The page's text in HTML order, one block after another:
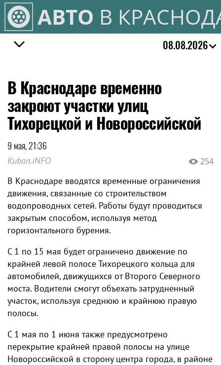
АВТО В
08.08.2026
В Краснодаре временно
закроют участки улиц
Тихорецкой и Новороссийской
9 мая, 21:36
Kuban.iNFO 254
В Краснодаре вводятся временные ограничения
движения, связанные со строительством
водопроводных сетей. Работы будут проводиться
закрытым способом, используя метод
горизонтального бурения.
С 1 по 15 мая будет ограничено движение по
крайней левой полосе Тихорецкого кольца для
автомобилей, движущихся от Второго Северного
моста. Водители смогут объехать затрудненный
участок, используя среднюю и крайнюю правую
полосы.
С 1 мая по 1 июня также предусмотрено
перекрытие крайней правой полосы на улице
Новороссийской в сторону центра города, в районе